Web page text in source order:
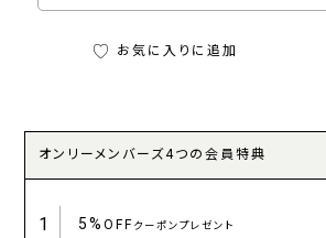
お気に入りに追加
オンリーメンバーズ4つの会員特典
1 5%OFFクーポンプレゼント